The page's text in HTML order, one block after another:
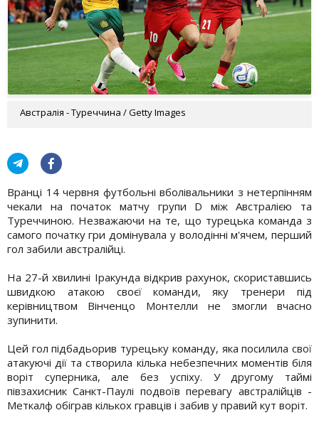
Австралія - Туреччина / Getty Images
Вранці 14 червня футбольні вболівальники з нетерпінням
чекали на початок матчу групи D між Австралією та
Туреччиною. Незважаючи на те, що турецька команда з
самого початку гри домінувала у володінні м'ячем, перший
гол забили австралійці.
На 27-й хвилині Іракунда відкрив рахунок, скориставшись
швидкою атакою своєї команди, яку тренери під
керівництвом Вінченцо Монтелли не змогли вчасно
зупинити.
Цей гол підбадьорив турецьку команду, яка посилила свої
атакуючі дії та створила кілька небезпечних моментів біля
воріт суперника, але без успіху. У другому таймі
півзахисник Санкт-Паулі подвоїв перевагу австралійців -
Меткалф обіграв кількох гравців і забив у правий кут воріт.